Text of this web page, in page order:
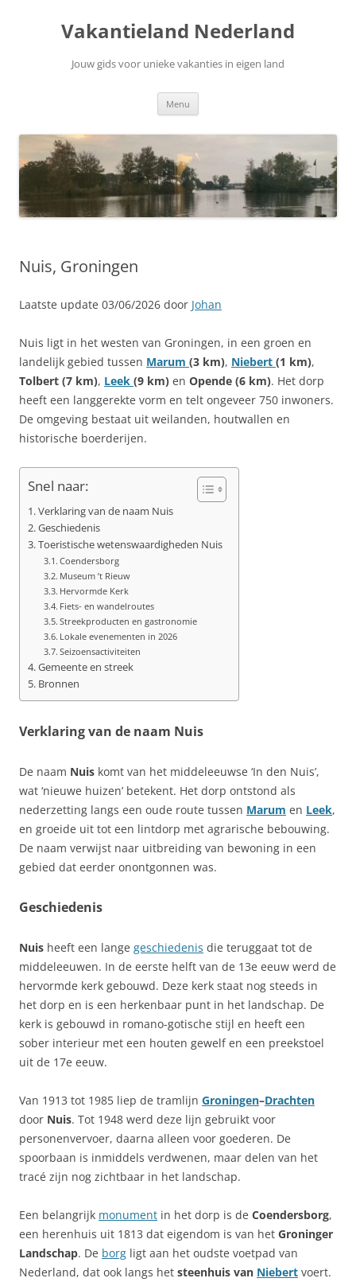
Vakantieland Nederland
Jouw gids voor unieke vakanties in eigen land
Menu
Nuis, Groningen
Laatste update 03/06/2026 door Johan
Nuis ligt in het westen van Groningen, in een groen en
landelijk gebied tussen Marum (3 km), Niebert (1 km),
Tolbert (7 km), Leek (9 km) en Opende (6 km). Het dorp
heeft een langgerekte vorm en telt ongeveer 750 inwoners.
De omgeving bestaat uit weilanden, houtwallen en
historische boerderijen.
Snel naar:
Verklaring van de naam Nuis
Geschiedenis
Toeristische wetenswaardigheden Nuis
Coendersborg
Museum ’t Rieuw
Hervormde Kerk
Fiets- en wandelroutes
Streekproducten en gastronomie
Lokale evenementen in 2026
Seizoensactiviteiten
Gemeente en streek
Bronnen
Verklaring van de naam Nuis
De naam Nuis komt van het middeleeuwse ‘In den Nuis’,
wat ‘nieuwe huizen’ betekent. Het dorp ontstond als
nederzetting langs een oude route tussen Marum en Leek,
en groeide uit tot een lintdorp met agrarische bebouwing.
De naam verwijst naar uitbreiding van bewoning in een
gebied dat eerder onontgonnen was.
Geschiedenis
Nuis heeft een lange geschiedenis die teruggaat tot de
middeleeuwen. In de eerste helft van de 13e eeuw werd de
hervormde kerk gebouwd. Deze kerk staat nog steeds in
het dorp en is een herkenbaar punt in het landschap. De
kerk is gebouwd in romano-gotische stijl en heeft een
sober interieur met een houten gewelf en een preekstoel
uit de 17e eeuw.
Van 1913 tot 1985 liep de tramlijn Groningen–Drachten
door Nuis. Tot 1948 werd deze lijn gebruikt voor
personenvervoer, daarna alleen voor goederen. De
spoorbaan is inmiddels verdwenen, maar delen van het
tracé zijn nog zichtbaar in het landschap.
Een belangrijk monument in het dorp is de Coendersborg,
een herenhuis uit 1813 dat eigendom is van het Groninger
Landschap. De borg ligt aan het oudste voetpad van
Nederland, dat ook langs het steenhuis van Niebert voert.